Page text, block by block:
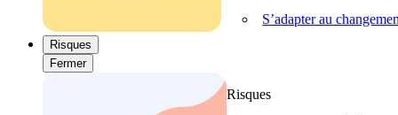
S’adapter au
Risques
Fermer
Risques